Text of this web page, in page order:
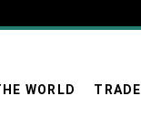
WORLD TRADE